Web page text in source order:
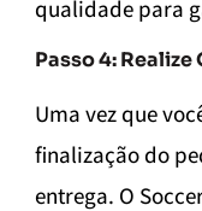
qualidade para
Passo 4: Realize
Uma vez que
finalização do
entrega. O